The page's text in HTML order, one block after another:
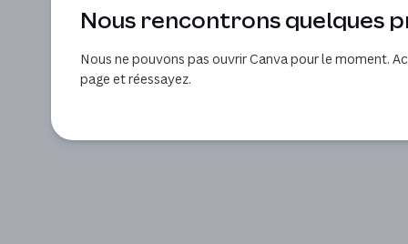
Nous rencontrons quelques
Nous ne pouvons pas ouvrir Canva pour le moment.
page et réessayez.